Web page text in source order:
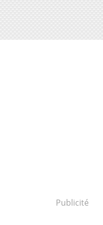
Publicité